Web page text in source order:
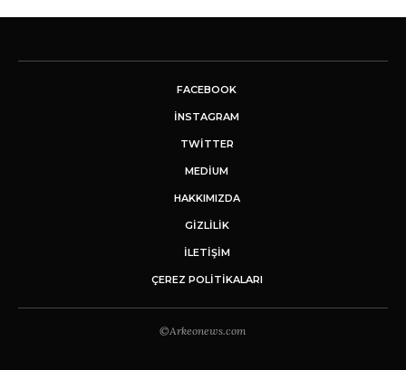
FACEBOOK
INSTAGRAM
TWITTER
MEDIUM
HAKKIMIZDA
GİZLİLİK
İLETIŞIM
ÇEREZ POLITIKALARI
©Arkeonews.com